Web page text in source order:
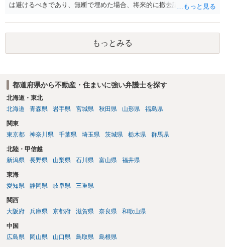
は避けるべきであり、無断で埋めた場合、将来的に撤去請求や退去時
上、自分のペットの遺骨を埋める行為自体は墓地埋葬法違反や不法投
棄には該当しないため、犯罪になるわけではありません。しかし、建
物の所有者は質問者様であっても、土地の所有権はあくまで地主にあ
ります。そのため、地主に無断でお骨を埋める行為は、他人の所有権
事前に地主へ相談して許可を得るか、土地に直接埋めずに大きめの鉢
植え等で供養する「プランター葬」や、ペット霊園等への納骨を検討
されるのが確実かと思います。
もっとみる
都道府県から不動産・住まいに強い弁護士を探す
北海道・東北
北海道
青森県 岩手県 宮城県 秋田県 山形県 福島県
関東
東京都
神奈川県 千葉県 埼玉県 茨城県 栃木県 群馬県
北陸・甲信越
新潟県
長野県 山梨県 石川県 富山県 福井県
東海
愛知県
静岡県 岐阜県 三重県
関西
大阪府
兵庫県 京都府 滋賀県 奈良県 和歌山県
中国
広島県
岡山県 山口県 鳥取県 島根県